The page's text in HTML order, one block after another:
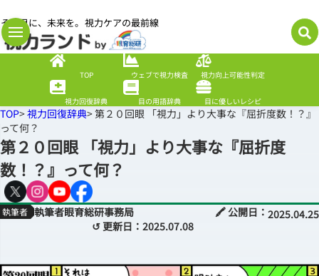
その目に、未来を。視力ケアの最前線
TOP ウェブで視力検査 視力向上可能性判定
視力回復辞典 目の用語辞典 目に優しいレシピ
TOP>視力回復辞典> 第２０回眼 「視力」より大事な『屈折度数！？』
って何？
第２０回眼 「視力」より大事な『屈折度
数！？』って何？
執筆者眼育総研事務局 🖍 公開日： 2025.04.25
↺ 更新日： 2025.07.08